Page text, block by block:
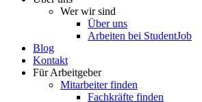
Wer wir sind
Über uns
Arbeiten bei StudentJob
Blog
Kontakt
Für Arbeitgeber
Mitarbeiter finden
Fachkräfte finden